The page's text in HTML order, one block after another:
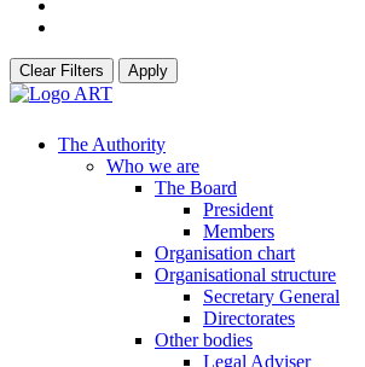
Clear Filters Apply
The Authority
Who we are
The Board
President
Members
Organisation chart
Organisational structure
Secretary General
Directorates
Other bodies
Legal Adviser